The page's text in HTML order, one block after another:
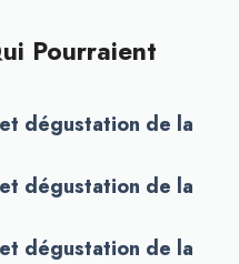
Pourraient
dégustation de la
dégustation de la
dégustation de la